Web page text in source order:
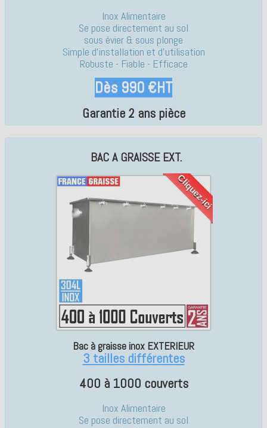
Inox Alimentaire
Se pose directement au sol
sous évier & sous plonge
Simple d'installation et d'utilisation
Robuste - Fiable - Efficace
Dès 990 €HT
Garantie 2 ans pièce
BAC A GRAISSE EXT.
Cliquez-ici
Bac à graisse inox EXTERIEUR
3 tailles différentes
400 à 1000 couverts
Inox Alimentaire
Se pose directement au sol